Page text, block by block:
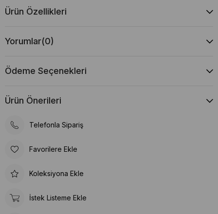
Ürün Özellikleri
Yorumlar(0)
Ödeme Seçenekleri
Ürün Önerileri
Telefonla Sipariş
Favorilere Ekle
Koleksiyona Ekle
İstek Listeme Ekle